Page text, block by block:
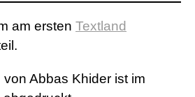
am ersten Textland
Abbas Khider ist im